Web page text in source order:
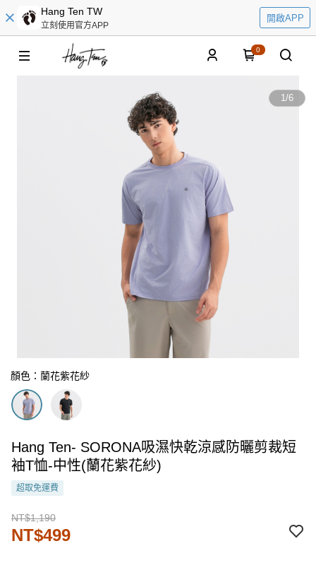
Hang Ten TW
立刻使用官方APP
開啟APP
0
1/6
顏色：蘭花紫花紗
Hang Ten- SORONA吸濕快乾涼感防曬剪裁短
袖T恤-中性(蘭花紫花紗)
超取免運費
NT$1,190
NT$499